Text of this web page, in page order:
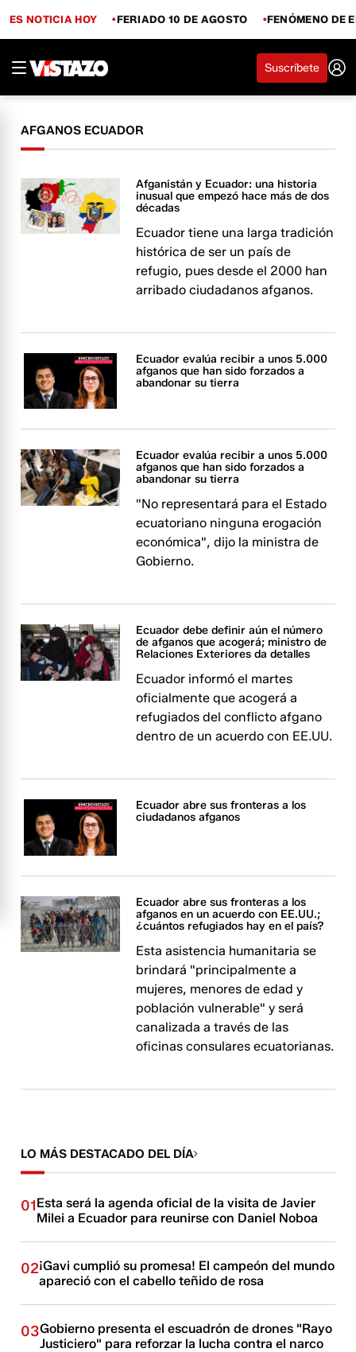
ES NOTICIA HOY FERIADO 10 DE AGOSTO FENÓMENO DE
Suscríbete
AFGANOS ECUADOR
Afganistán y Ecuador: una historia
inusual que empezó hace más de dos
décadas
Ecuador tiene una larga tradición
histórica de ser un país de
refugio, pues desde el 2000 han
arribado ciudadanos afganos.
Ecuador evalúa recibir a unos 5.000
afganos que han sido forzados a
abandonar su tierra
Ecuador evalúa recibir a unos 5.000
afganos que han sido forzados a
abandonar su tierra
"No representará para el Estado
ecuatoriano ninguna erogación
económica", dijo la ministra de
Gobierno.
Ecuador debe definir aún el número
de afganos que acogerá; ministro de
Relaciones Exteriores da detalles
Ecuador informó el martes
oficialmente que acogerá a
refugiados del conflicto afgano
dentro de un acuerdo con EE.UU.
Ecuador abre sus fronteras a los
ciudadanos afganos
Ecuador abre sus fronteras a los
afganos en un acuerdo con EE.UU.;
¿cuántos refugiados hay en el país?
Esta asistencia humanitaria se
brindará "principalmente a
mujeres, menores de edad y
población vulnerable" y será
canalizada a través de las
oficinas consulares ecuatorianas.
LO MÁS DESTACADO DEL DÍA
01Esta será la agenda oficial de la visita de Javier
Milei a Ecuador para reunirse con Daniel Noboa
02¡Gavi cumplió su promesa! El campeón del mundo
apareció con el cabello teñido de rosa
03Gobierno presenta el escuadrón de drones "Rayo
Justiciero" para reforzar la lucha contra el narco